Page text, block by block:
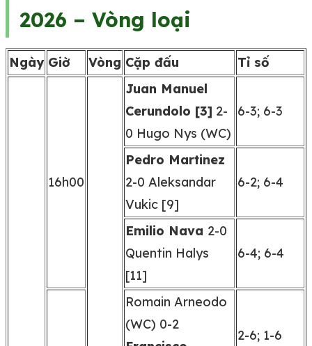
2026 – Vòng loại
Ngày Giờ Vòng Cặp đấu Tỉ số
16h00
Juan Manuel
Cerundolo [3] 2-
0 Hugo Nys (WC)
6-3; 6-3
Pedro Martinez
2-0 Aleksandar
Vukic [9]
6-2; 6-4
Emilio Nava 2-0
Quentin Halys
[11]
6-4; 6-4
Romain Arneodo
(WC) 0-2
2-6; 1-6